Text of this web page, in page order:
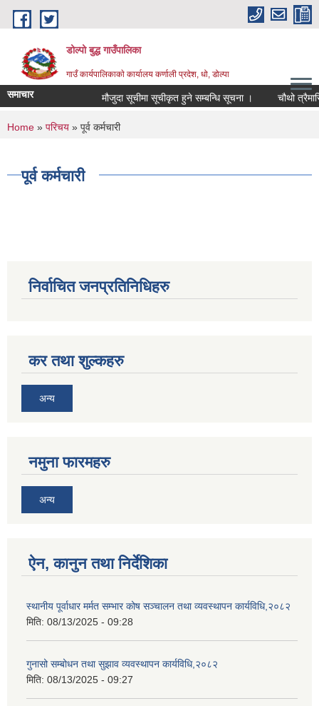
Skip to main content
डोल्पो बुद्ध गाउँपालिका
गाउँ कार्यपालिकाकाे कार्यालय कर्णाली प्रदेश, धो, डोल्पा
समाचार मौजुदा सूचीमा सूचीकृत हुने सम्बन्धि सूचना । चौथो
You are here
Home » परिचय » पूर्व कर्मचारी
पूर्व कर्मचारी
निर्वाचित जनप्रतिनिधिहरु
कर तथा शुल्कहरु
अन्य
नमुना फारमहरु
अन्य
ऐन, कानुन तथा निर्देशिका
स्थानीय पूर्वाधार मर्मत सम्भार कोष सञ्चालन तथा व्यवस्थापन कार्यविधि,२०८२
मिति: 08/13/2025 - 09:28
गुनासो सम्बोधन तथा सुझाव व्यवस्थापन कार्यविधि,२०८२
मिति: 08/13/2025 - 09:27